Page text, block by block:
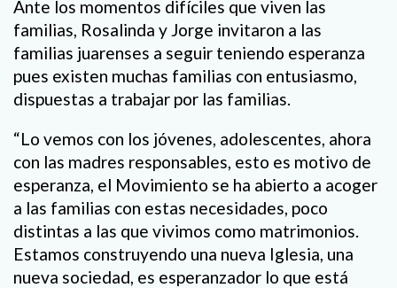
Ante los momentos difíciles que viven las
familias, Rosalinda y Jorge invitaron a las
familias juarenses a seguir teniendo esperanza
pues existen muchas familias con entusiasmo,
dispuestas a trabajar por las familias.
“Lo vemos con los jóvenes, adolescentes, ahora
con las madres responsables, esto es motivo de
esperanza, el Movimiento se ha abierto a acoger
a las familias con estas necesidades, poco
distintas a las que vivimos como matrimonios.
Estamos construyendo una nueva Iglesia, una
nueva sociedad, es esperanzador lo que está